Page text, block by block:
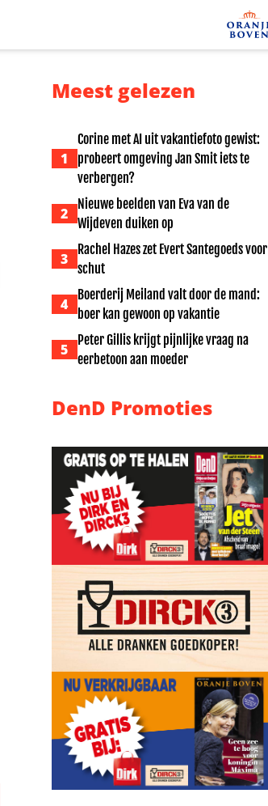
Meest gelezen
1
Corine met AI uit vakantiefoto gewist:
probeert omgeving Jan Smit iets te
verbergen?
2
Nieuwe beelden van Eva van de
Wijdeven duiken op
3
Rachel Hazes zet Evert Santegoeds voor
schut
4
Boerderij Meiland valt door de mand:
boer kan gewoon op vakantie
5
Peter Gillis krijgt pijnlijke vraag na
eerbetoon aan moeder
DenD Promoties